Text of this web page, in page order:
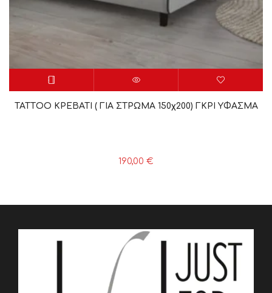
TATTΟΟ ΚΡΕΒΑΤΙ ( ΓΙΑ ΣΤΡΩΜΑ 150χ200) ΓΚΡΙ ΥΦΑΣΜΑ
190,00 €